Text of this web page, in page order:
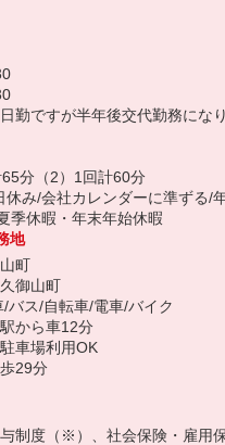
や趣味との両立にもぴったりで
・朝礼（連絡事項等、ストレッ
にご説明させていただきます
当該案件へのご案内が難しい
勤ですが半年後交代勤務にな
分（2）1回計60分
休み/会社カレンダーに準ずる/
季休暇・年末年始休暇
地
町
御山町
バス/自転車/電車/バイク
から車12分
車場利用OK
29分
制度（※）、社会保険・雇用